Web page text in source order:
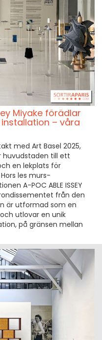
Miyake förädlar
– våra
med Art Basel 2025,
till ett
en lekplats för
les murs-
A-POC ABLE ISSEY
från den
är utformad som en
utlovar en unik
på gränsen mellan